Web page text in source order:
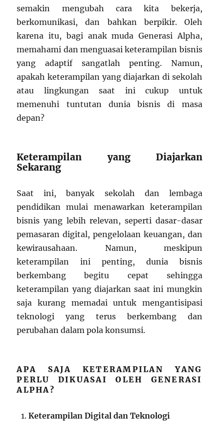
semakin mengubah cara kita bekerja,
berkomunikasi, dan bahkan berpikir. Oleh
karena itu, bagi anak muda Generasi Alpha,
memahami dan menguasai keterampilan bisnis
yang adaptif sangatlah penting. Namun,
apakah keterampilan yang diajarkan di sekolah
atau lingkungan saat ini cukup untuk
memenuhi tuntutan dunia bisnis di masa
depan?
Keterampilan yang Diajarkan
Sekarang
Saat ini, banyak sekolah dan lembaga
pendidikan mulai menawarkan keterampilan
bisnis yang lebih relevan, seperti dasar-dasar
pemasaran digital, pengelolaan keuangan, dan
kewirausahaan. Namun, meskipun
keterampilan ini penting, dunia bisnis
berkembang begitu cepat sehingga
keterampilan yang diajarkan saat ini mungkin
saja kurang memadai untuk mengantisipasi
teknologi yang terus berkembang dan
perubahan dalam pola konsumsi.
APA SAJA KETERAMPILAN YANG
PERLU DIKUASAI OLEH GENERASI
ALPHA?
Keterampilan Digital dan Teknologi